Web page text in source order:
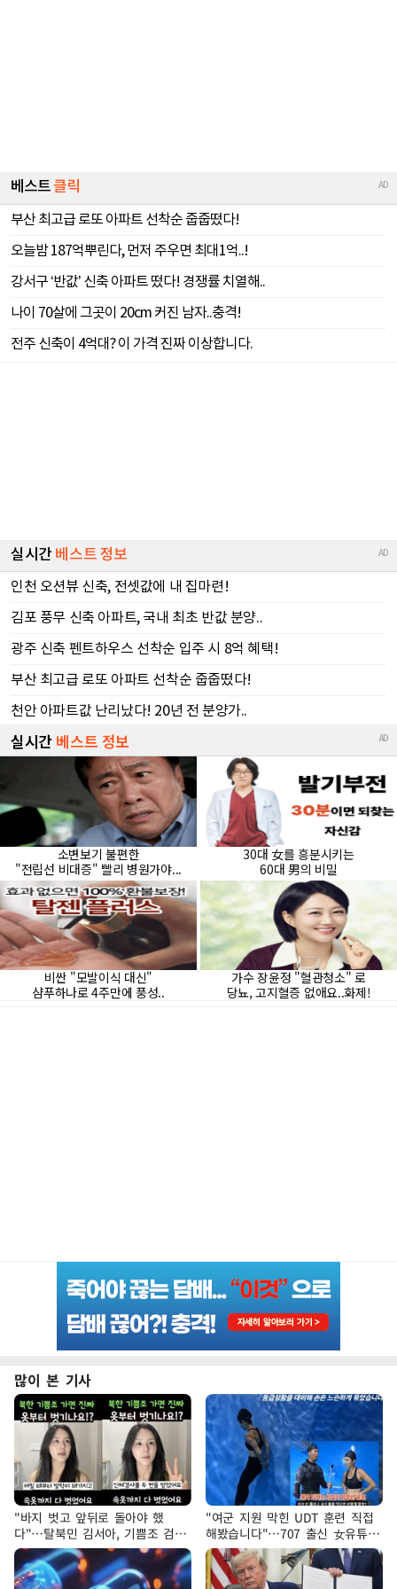
많이 본 기사
"바지 벗고 앞뒤로 돌아야 했
다"…탈북민 김서아, 기쁨조 검사
수치심 회상
"여군 지원 막힌 UDT 훈련 직접
해봤습니다"…707 출신 女유튜버
'완벽 소화'